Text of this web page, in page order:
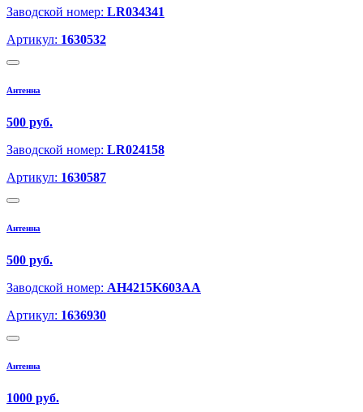
Заводской номер: LR034341
Артикул: 1630532
Антенна
500 руб.
Заводской номер: LR024158
Артикул: 1630587
Антенна
500 руб.
Заводской номер: AH4215K603AA
Артикул: 1636930
Антенна
1000 руб.